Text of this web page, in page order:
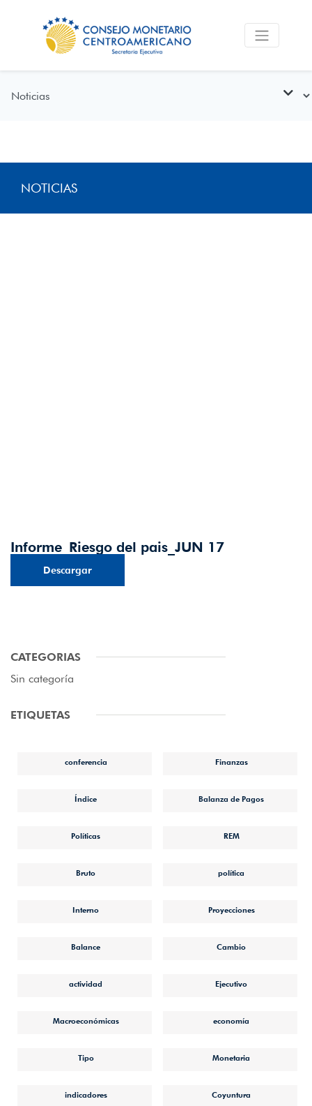
NOTICIAS
Informe_Riesgo del pais_JUN 17
Descargar
CATEGORIAS
Sin categoría
ETIQUETAS
conferencia Finanzas
Índice Balanza de Pagos
Políticas REM
Bruto política
Interno Proyecciones
Balance Cambio
actividad Ejecutivo
Macroeconómicas economía
Tipo Monetaria
indicadores Coyuntura